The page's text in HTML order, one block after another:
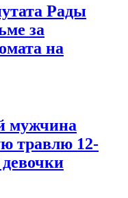
Рады
за
на
мужчина
травлю 12-